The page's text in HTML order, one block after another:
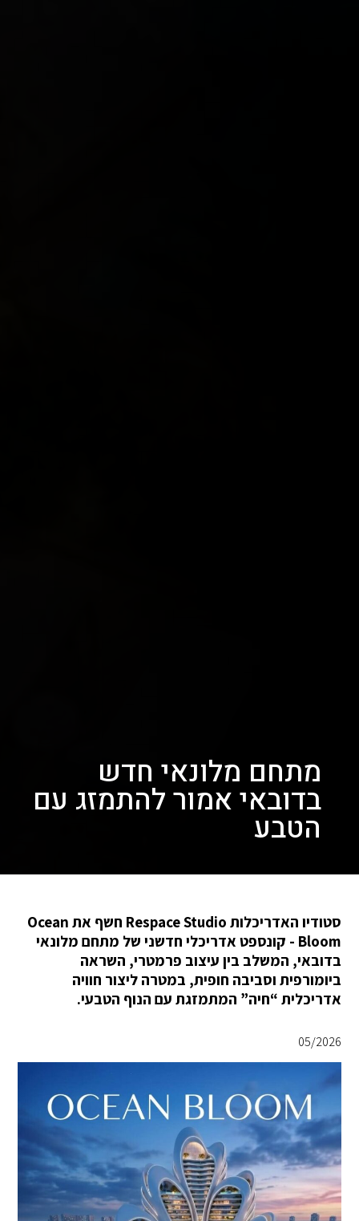
מתחם מלונאי חדש
בדובאי אמור להתמזג עם
הטבע
סטודיו האדריכלות Respace Studio חשף את Ocean
Bloom - קונספט אדריכלי חדשני של מתחם מלונאי
בדובאי, המשלב בין עיצוב פרמטרי, השראה
ביומורפית וסביבה חופית, במטרה ליצור חוויה
אדריכלית “חיה” המתמזגת עם הנוף הטבעי.
05/2026